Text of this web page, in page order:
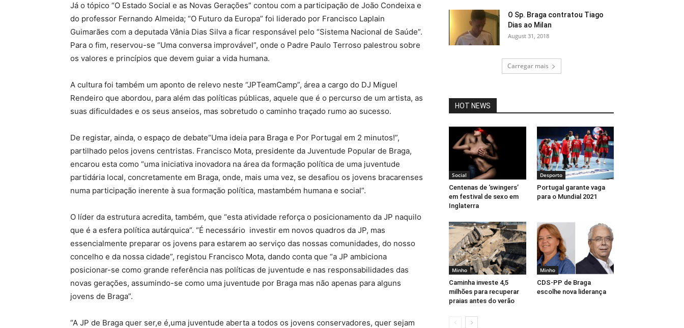
Já o tópico “O Estado Social e as Novas Gerações” contou com a participação de João Condeixa e
do professor Fernando Almeida; “O Futuro da Europa” foi liderado por Francisco Laplain
Guimarães com a deputada Vânia Dias Silva a ficar responsável pelo “Sistema Nacional de Saúde”.
Para o fim, reservou-se “Uma conversa improvável”, onde o Padre Paulo Terroso palestrou sobre
os valores e princípios que devem guiar a vida humana.
A cultura foi também um aponto de relevo neste “JPTeamCamp”, área a cargo do DJ Miguel
Rendeiro que abordou, para além das políticas públicas, aquele que é o percurso de um artista, as
suas dificuldades e os seus anseios, mas sobretudo o caminho traçado rumo ao sucesso.
De registar, ainda, o espaço de debate“Uma ideia para Braga e Por Portugal em 2 minutos!”,
partilhado pelos jovens centristas. Francisco Mota, presidente da Juventude Popular de Braga,
encarou esta como “uma iniciativa inovadora na área da formação política de uma juventude
partidária local, concretamente em Braga, onde, mais uma vez, se desafiou os jovens bracarenses
numa participação inerente à sua formação política, mastambém humana e social”.
O líder da estrutura acredita, também, que “esta atividade reforça o posicionamento da JP naquilo
que é a esfera política autárquica”. “É necessário investir em novos quadros da JP, mas
essencialmente preparar os jovens para estarem ao serviço das nossas comunidades, do nosso
concelho e da nossa cidade”, registou Francisco Mota, dando conta que “a JP ambiciona
posicionar-se como grande referência nas políticas de juventude e nas responsabilidades das
novas gerações, assumindo-se como uma juventude por Braga mas não apenas para alguns
jovens de Braga”.
“A JP de Braga quer ser,e é,uma juventude aberta a todos os jovens conservadores, quer sejam
O Sp. Braga contratou Tiago
Dias ao Milan
August 31, 2018
Carregar mais
HOT NEWS
Social
Centenas de ‘swingers’
em festival de sexo em
Inglaterra
Desporto
Portugal garante vaga
para o Mundial 2021
Minho
Caminha investe 4,5
milhões para recuperar
praias antes do verão
Minho
CDS-PP de Braga
escolhe nova liderança